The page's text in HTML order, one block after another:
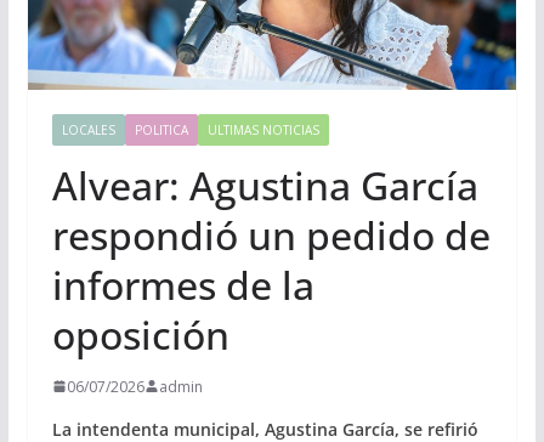
LOCALES POLITICA ULTIMAS NOTICIAS
Alvear: Agustina García
respondió un pedido de
informes de la
oposición
06/07/2026 admin
La intendenta municipal, Agustina García, se refirió